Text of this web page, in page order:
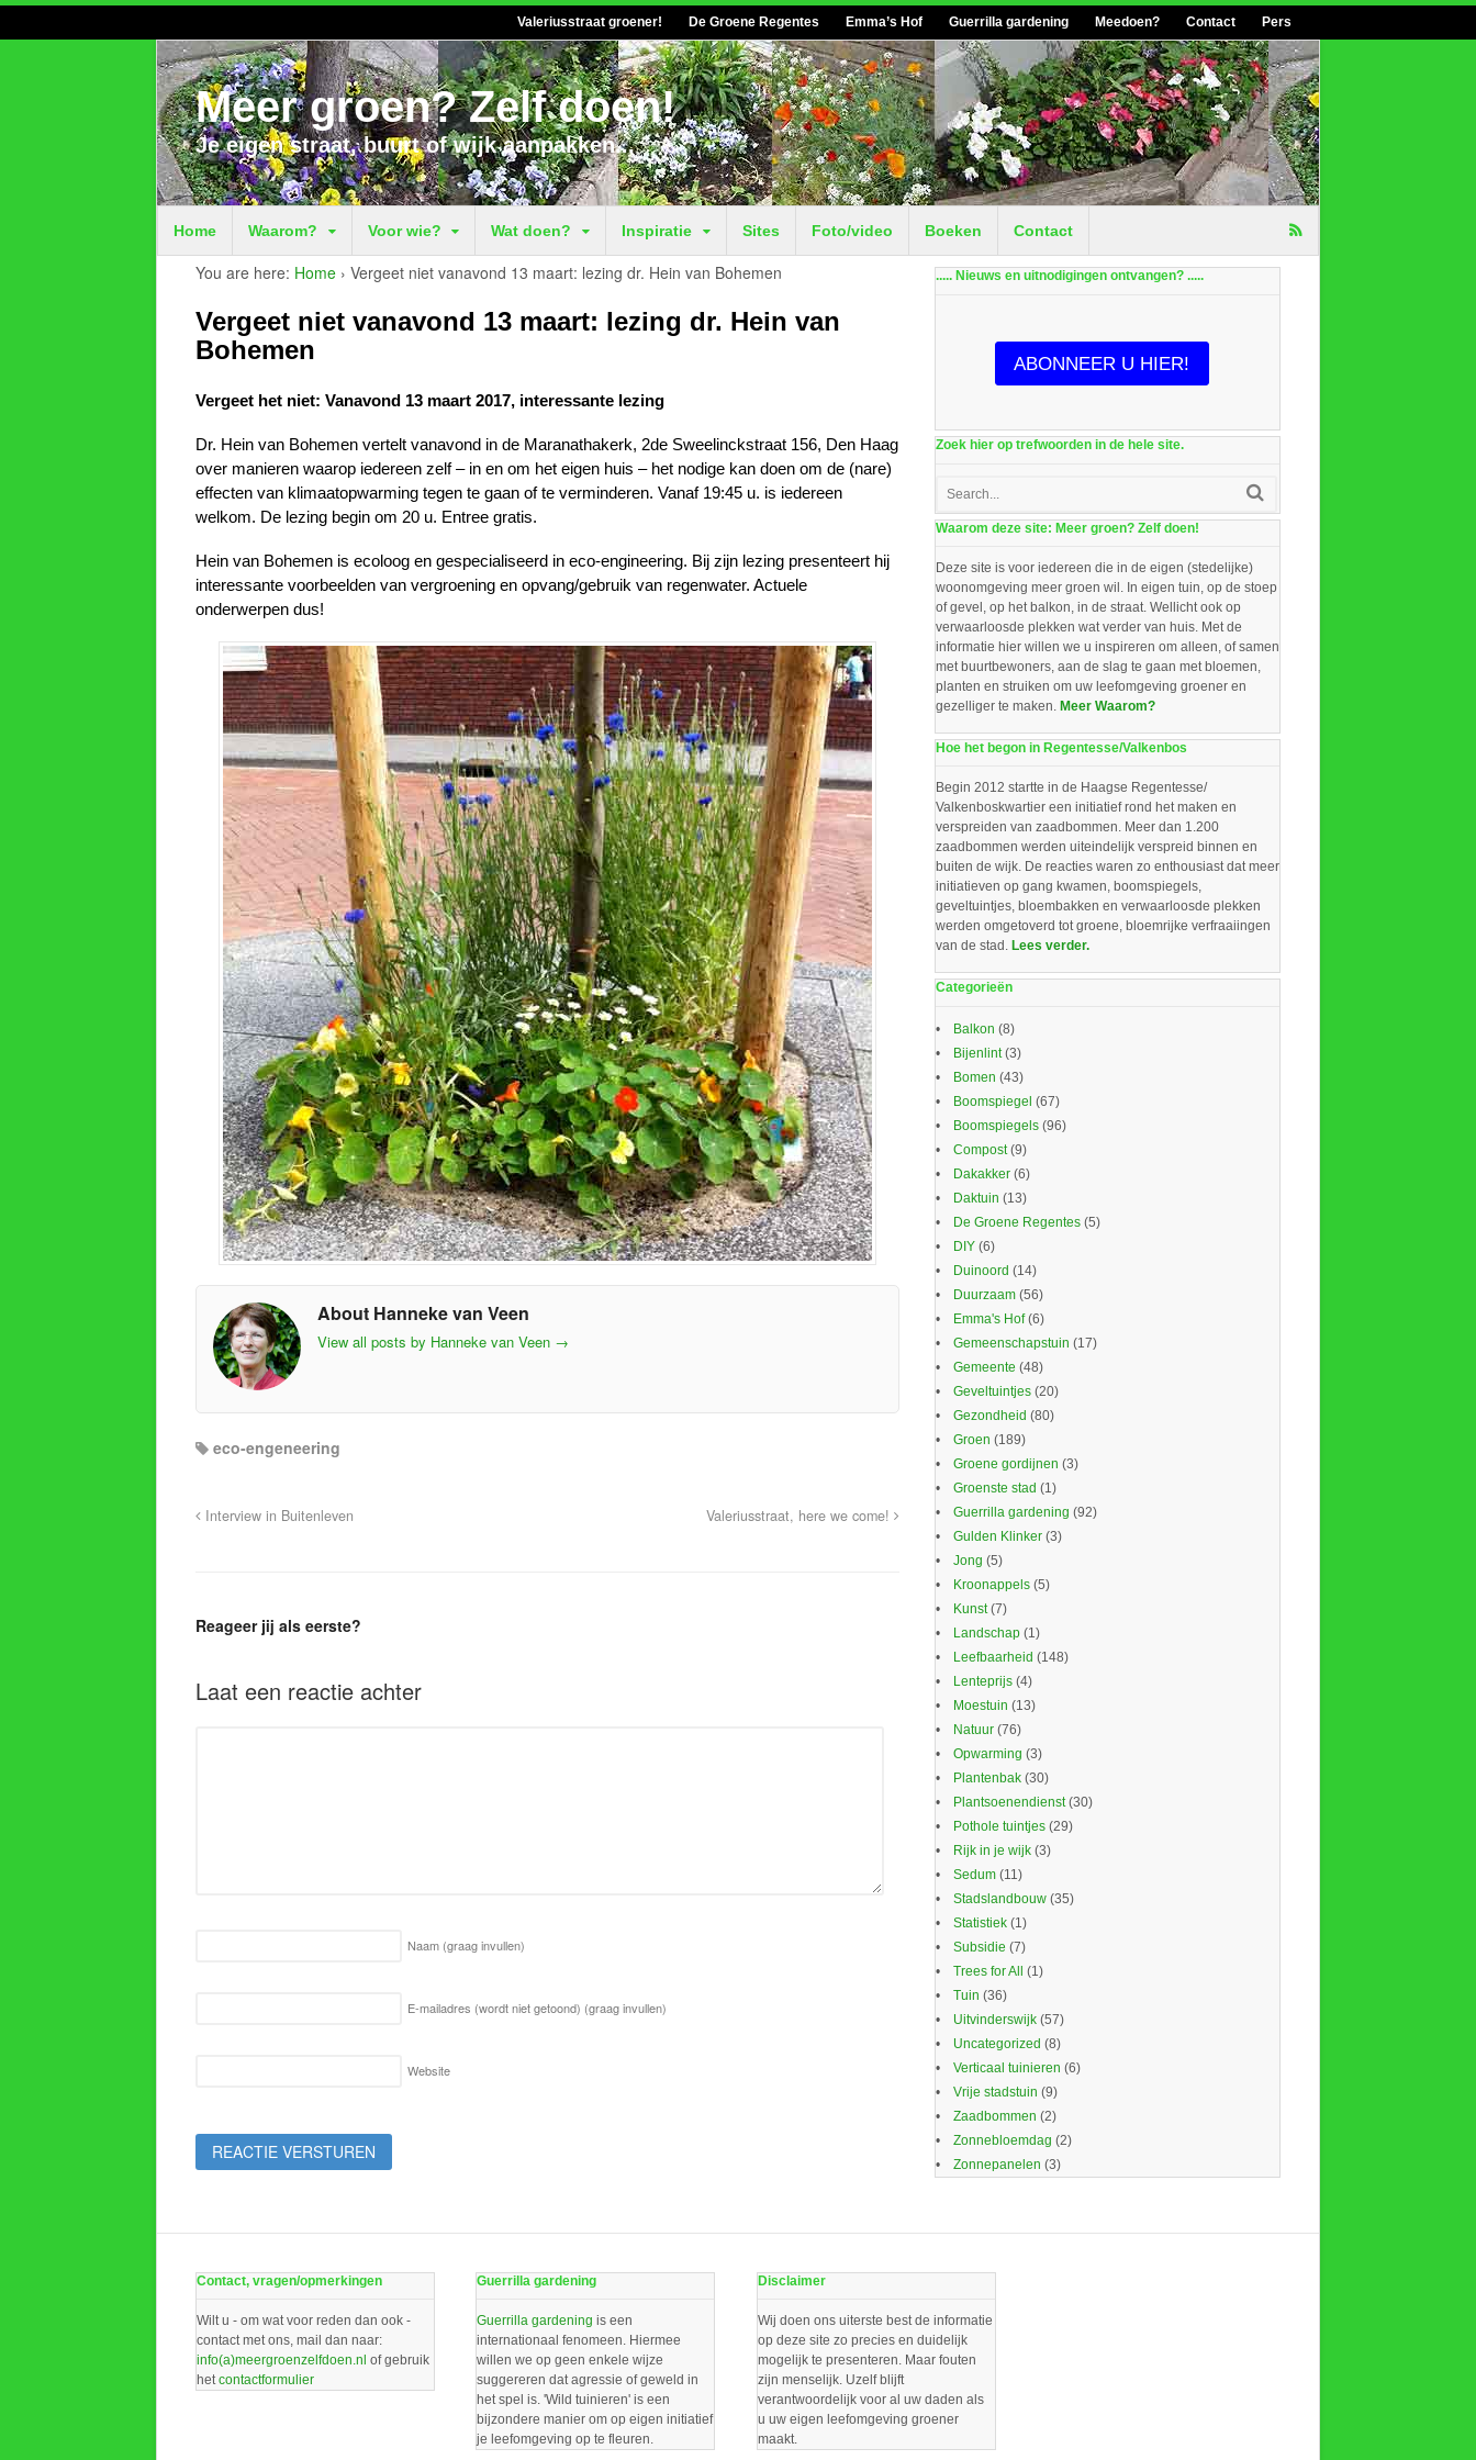
Valeriusstraat groener! De Groene Regentes Emma’s Hof Guerrilla gardening Meedoen? Contact Pers
Meer groen? Zelf doen!
Je eigen straat, buurt of wijk aanpakken...
Home Waarom? Voor wie? Wat doen? Inspiratie Sites Foto/video Boeken Contact
You are here: Home › Vergeet niet vanavond 13 maart: lezing dr. Hein van Bohemen
Vergeet niet vanavond 13 maart: lezing dr. Hein van
Bohemen
Vergeet het niet: Vanavond 13 maart 2017, interessante lezing
Dr. Hein van Bohemen vertelt vanavond in de Maranathakerk, 2de Sweelinckstraat 156, Den Haag
over manieren waarop iedereen zelf – in en om het eigen huis – het nodige kan doen om de (nare)
effecten van klimaatopwarming tegen te gaan of te verminderen. Vanaf 19:45 u. is iedereen
welkom. De lezing begin om 20 u. Entree gratis.
Hein van Bohemen is ecoloog en gespecialiseerd in eco-engineering. Bij zijn lezing presenteert hij
interessante voorbeelden van vergroening en opvang/gebruik van regenwater. Actuele
onderwerpen dus!
About Hanneke van Veen
View all posts by Hanneke van Veen →
eco-engeneering
Interview in Buitenleven Valeriusstraat, here we come!
Reageer jij als eerste?
Laat een reactie achter
Naam (graag invullen)
E-mailadres (wordt niet getoond) (graag invullen)
Website
..... Nieuws en uitnodigingen ontvangen? .....
ABONNEER U HIER!
Zoek hier op trefwoorden in de hele site.
Waarom deze site: Meer groen? Zelf doen!
Deze site is voor iedereen die in de eigen (stedelijke)
woonomgeving meer groen wil. In eigen tuin, op de stoep
of gevel, op het balkon, in de straat. Wellicht ook op
verwaarloosde plekken wat verder van huis. Met de
informatie hier willen we u inspireren om alleen, of samen
met buurtbewoners, aan de slag te gaan met bloemen,
planten en struiken om uw leefomgeving groener en
gezelliger te maken. Meer Waarom?
Hoe het begon in Regentesse/Valkenbos
Begin 2012 startte in de Haagse Regentesse/
Valkenboskwartier een initiatief rond het maken en
verspreiden van zaadbommen. Meer dan 1.200
zaadbommen werden uiteindelijk verspreid binnen en
buiten de wijk. De reacties waren zo enthousiast dat meer
initiatieven op gang kwamen, boomspiegels,
geveltuintjes, bloembakken en verwaarloosde plekken
werden omgetoverd tot groene, bloemrijke verfraaiingen
van de stad. Lees verder.
Categorieën
Balkon (8)
Bijenlint(3)
Bomen (43)
Boomspiegel (67)
Boomspiegels(96)
Compost(9)
Dakakker(6)
Daktuin (13)
De Groene Regentes(5)
DIY(6)
Duinoord (14)
Duurzaam(56)
Emma's Hof(6)
Gemeenschapstuin (17)
Gemeente (48)
Geveltuintjes(20)
Gezondheid (80)
Groen (189)
Groene gordijnen (3)
Groenste stad (1)
Guerrilla gardening (92)
Gulden Klinker(3)
Jong (5)
Kroonappels(5)
Kunst(7)
Landschap(1)
Leefbaarheid (148)
Lenteprijs(4)
Moestuin (13)
Natuur(76)
Opwarming (3)
Plantenbak(30)
Plantsoenendienst(30)
Pothole tuintjes(29)
Rijk in je wijk(3)
Sedum(11)
Stadslandbouw(35)
Statistiek(1)
Subsidie (7)
Trees for All
(1)
Tuin (36)
Uitvinderswijk(57)
Uncategorized (8)
Verticaal tuinieren (6)
Vrije stadstuin (9)
Zaadbommen (2)
Zonnebloemdag (2)
Zonnepanelen (3)
Contact, vragen/opmerkingen
Wilt u - om wat voor reden dan ook -
contact met ons, mail dan naar:
info(a)meergroenzelfdoen.nl of gebruik
hetcontactformulier
Guerrilla gardening
Guerrilla gardening is een
internationaal fenomeen. Hiermee
willen we op geen enkele wijze
suggereren dat agressie of geweld in
het spel is. 'Wild tuinieren' is een
bijzondere manier om op eigen initiatief
je leefomgeving op te fleuren.
Disclaimer
Wij doen ons uiterste best de informatie
op deze site zo precies en duidelijk
mogelijk te presenteren. Maar fouten
zijn menselijk. Uzelf blijft
verantwoordelijk voor al uw daden als
u uw eigen leefomgeving groener
maakt.